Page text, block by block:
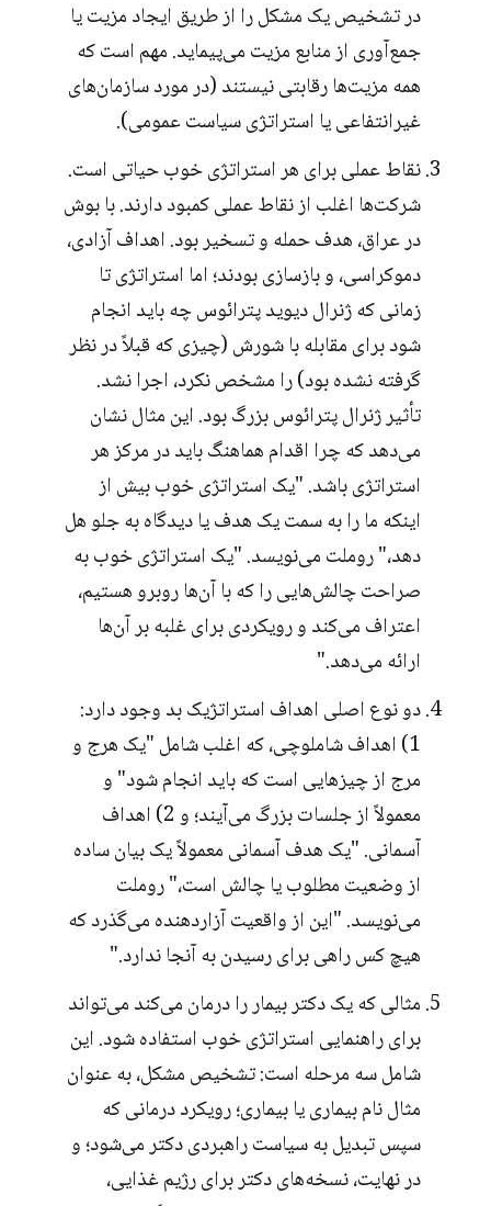
در تشخیص یک مشکل را از طریق ایجاد مزیت یا
جمع‌آوری از منابع مزیت می‌پیماید. مهم است که
همه مزیت‌ها رقابتی نیستند (در مورد سازمان‌های
غیرانتفاعی یا استراتژی سیاست عمومی).
نقاط عملی برای هر استراتژی خوب حیاتی است.
شرکت‌ها اغلب از نقاط عملی کمبود دارند. با بوش
در عراق، هدف حمله و تسخیر بود. اهداف آزادی،
دموکراسی، و بازسازی بودند؛ اما استراتژی تا
زمانی که ژنرال دیوید پترائوس چه باید انجام
شود برای مقابله با شورش (چیزی که قبلاً در نظر
گرفته نشده بود) را مشخص نکرد، اجرا نشد.
تأثیر ژنرال پترائوس بزرگ بود. این مثال نشان
می‌دهد که چرا اقدام هماهنگ باید در مرکز هر
استراتژی باشد. "یک استراتژی خوب بیش از
اینکه ما را به سمت یک هدف یا دیدگاه به جلو هل
دهد،" روملت می‌نویسد. "یک استراتژی خوب به
صراحت چالش‌هایی را که با آن‌ها روبرو هستیم،
اعتراف می‌کند و رویکردی برای غلبه بر آن‌ها
ارائه می‌دهد."
دو نوع اصلی اهداف استراتژیک بد وجود دارد:
1) اهداف شاملوچی، که اغلب شامل "یک هرج و
مرج از چیزهایی است که باید انجام شود" و
معمولاً از جلسات بزرگ می‌آیند؛ و 2) اهداف
آسمانی. "یک هدف آسمانی معمولاً یک بیان ساده
از وضعیت مطلوب یا چالش است،" روملت
می‌نویسد. "این از واقعیت آزاردهنده می‌گذرد که
هیچ کس راهی برای رسیدن به آنجا ندارد."
مثالی که یک دکتر بیمار را درمان می‌کند می‌تواند
برای راهنمایی استراتژی خوب استفاده شود. این
شامل سه مرحله است: تشخیص مشکل، به عنوان
مثال نام بیماری یا بیماری؛ رویکرد درمانی که
سپس تبدیل به سیاست راهبردی دکتر می‌شود؛ و
در نهایت، نسخه‌های دکتر برای رژیم غذایی،